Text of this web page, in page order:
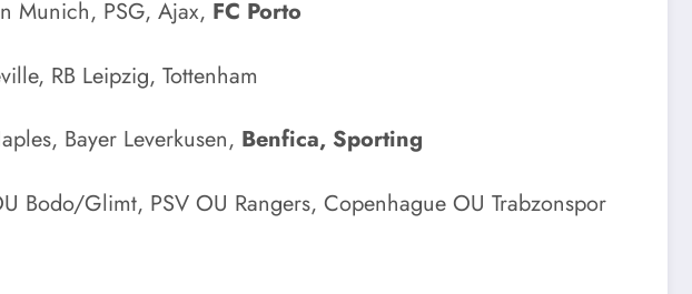
Munich, PSG, Ajax, FC Porto
RB Leipzig, Tottenham
Bayer Leverkusen, Benfica, Sporting
Glimt, PSV OU Rangers, Copenhague OU Trabzonspor